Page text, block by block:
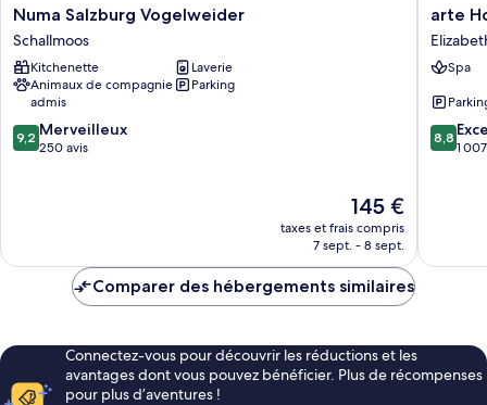
Numa
Salzburg
Vogelweider
Schallmoos
Numa Salzburg Vogelweider
Schallmoos
Kitchenette
Laverie
Animaux de compagnie
admis
Parking
9.2
sur
9,2 Merveilleux
250 avis
Le
nouveau
prix
de
145 €
taxes et frais compris
7 sept. - 8 sept.
arte
Hotel
arte
Spa
8.8
sur
8,8
1
Comparer des hébergements similaires
Connectez-vous pour découvrir les réductions et les
avantages dont vous pouvez bénéficier. Plus de récompenses
pour plus d’aventures !